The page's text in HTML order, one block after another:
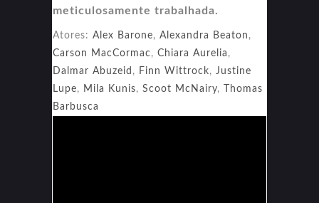
meticulosamente trabalhada.
Atores: Alex Barone, Alexandra Beaton ,
Carson MacCormac , Chiara Aurelia ,
Dalmar Abuzeid , Finn Wittrock, Justine
Lupe, Mila Kunis, Scoot McNairy,
Thomas
Barbusca